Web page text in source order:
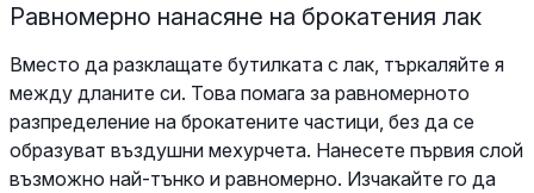
Равномерно нанасяне на брокатения лак
Вместо да разклащате бутилката с лак, търкаляйте я
между дланите си. Това помага за равномерното
разпределение на брокатените частици, без да се
образуват въздушни мехурчета. Нанесете първия слой
възможно най-тънко и равномерно. Изчакайте го да